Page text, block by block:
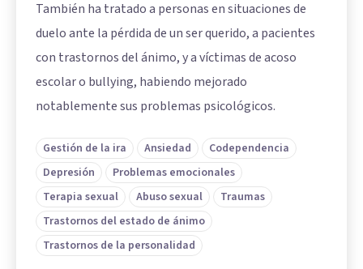
También ha tratado a personas en situaciones de
duelo ante la pérdida de un ser querido, a pacientes
con trastornos del ánimo, y a víctimas de acoso
escolar o bullying, habiendo mejorado
notablemente sus problemas psicológicos.
Gestión de la ira Ansiedad
Codependencia
Depresión
Problemas emocionales
Terapia sexual
Abuso sexual
Traumas
Trastornos del estado de ánimo
Trastornos de la personalidad